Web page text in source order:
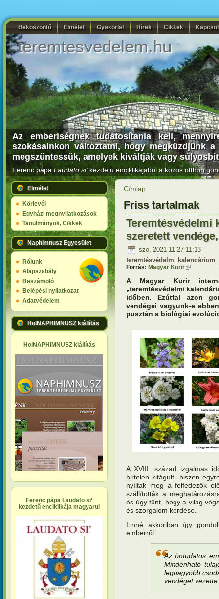
Beköszöntő Elmélet Gyakorlat Hírek Cikkek
teremtesvedelem.hu
Az emberiségnek tudatosítania kell,
szokásainkon változtatni, hogy megküzdjünk
megszüntessük, amelyek kiváltják vagy
Ferenc pápaLaudato si'kezdetű enciklikájából a közös otthon
Elmélet
Körlevél
Egyházi megnyilatkozások
Tanulmányok, Cikkek
Naphimnusz Egyesület
Rólunk
Alapszabály
Beszámoló
Belépési nyilatkozat
Adatvédelem
HolNAPHIMNUSZ kiállítás
HolNAPHIMNUSZ kiállítás
Ferenc pápa Laudato si’
kezdetű enciklikája magyarul
Címlap
Friss tartalmak
Teremtésvédelmi
szeretett
szo, 2021-11-27 11:13
teremtésvédelmi kalendárium
Forrás: Magyar Kurir(külső
A Magyar Kurir
„teremtésvédelmi
időben. Ezúttal azon
vendégei vagyunk-e
pusztán a biológiai
A XVIII. század izgalmas
hirtelen kitágult, hiszen
nyíltak meg a felfedezők
szállították a
és úgy tűnt, hogy a világ
és szorgalom kérdése.
Linné akkoriban így
emberről:
Az öntudatos
Mindenható
legnagyobb
vendéget